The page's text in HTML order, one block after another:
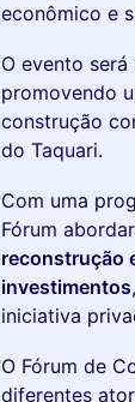
econômico e
O evento
promovendo
construção
do Taquari.
Com uma
Fórum
reconstrução
investimentos
iniciativa
O Fórum de
diferentes